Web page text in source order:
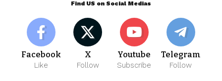
Find US on Social Medias
Facebook
Like
X
Follow
Youtube
Subscribe
Telegram
Follow